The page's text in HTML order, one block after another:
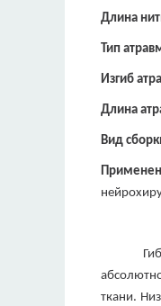
Длина
Тип
Изгиб
Длина
Вид
ткани.